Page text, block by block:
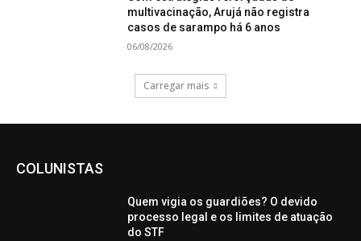
multivacinação, Arujá não registra
casos de sarampo há 6 anos
06/08/2026
Carregar mais
COLUNISTAS
Quem vigia os guardiões? O devido
processo legal e os limites de atuação
do STF